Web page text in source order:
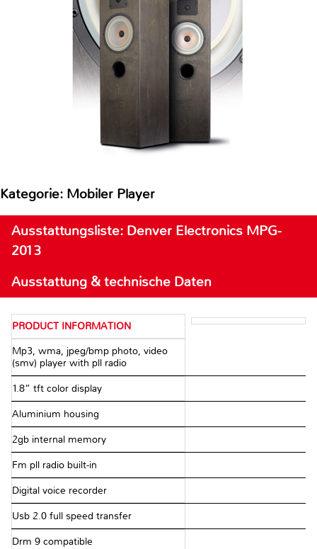
Kategorie: Mobiler Player
Ausstattungsliste: Denver Electronics MPG-
2013
Ausstattung & technische Daten
PRODUCT INFORMATION
Mp3, wma, jpeg/bmp photo, video
(smv) player with pll radio
1.8” tft color display
Aluminium housing
2gb internal memory
Fm pll radio built-in
Digital voice recorder
Usb 2.0 full speed transfer
Drm 9 compatible